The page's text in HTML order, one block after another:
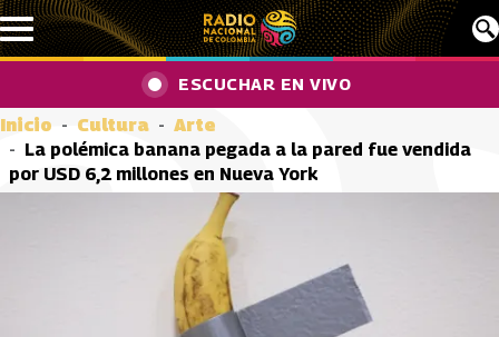
Pasar al contenido principal
ESCUCHAR EN VIVO
Inicio Cultura
Arte
La polémica banana pegada a la pared fue vendida
por USD 6,2 millones en Nueva York